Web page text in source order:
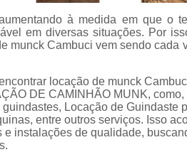
à medida em que o
em diversas situações. Por
munck Cambuci vem sendo
locação de munck
DE CAMINHÃO MUNK,
Locação de Guindaste
entre outros serviços. Isso
e instalações de qualidade,